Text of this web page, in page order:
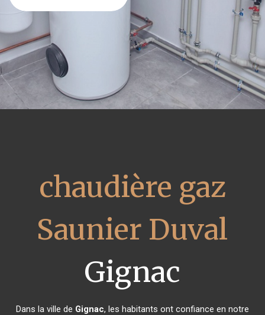
chaudière gaz
Saunier Duval
Gignac
Dans la ville de Gignac, les habitants ont confiance en notre